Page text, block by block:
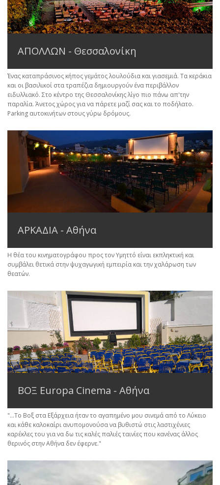
ΑΠΟΛΛΩΝ - Θεσσαλονίκη
Ένας καταπράσινος κήπος γεμάτος λουλούδια και γιασεμιά. Τα κεράκια
και οι βασιλικοί στα τραπέζια δημιουργούν ένα περιβάλλον
ειδυλλιακό. Στο κέντρο της Θεσσαλονίκης λίγο πιο πάνω απ'την
παραλία. Άνετος χώρος για να πάρετε μαζί σας και το ποδήλατο.
Parking αυτοκινήτων στους γύρω δρόμους.
ΑΡΚΑΔΙΑ - Αθήνα
Η θέα του κινηματογράφου προς τον Υμηττό είναι εκπληκτική και
συμβάλει θετικά στην ψυχαγωγική εμπειρία και την χαλάρωση των
θεατών.
ΒΟΞ Europa Cinema - Αθήνα
"...Το Βοξ στα Εξάρχεια ήταν το αγαπημένο μου σινεμά από το Λύκειο
και κάθε καλοκαίρι ανυπομονούσα να βυθιστώ στις λαστιχένιες
καρέκλες του για να δω τις καλές παλιές ταινίες που κανένας άλλος
θερινός στην Αθήνα δεν έφερνε."